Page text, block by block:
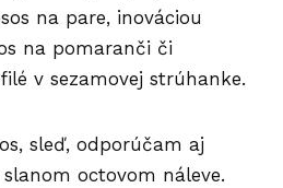
na pare, inováciou
na pomaranči či
v sezamovej strúhanke.
sleď, odporúčam aj
octovom náleve.